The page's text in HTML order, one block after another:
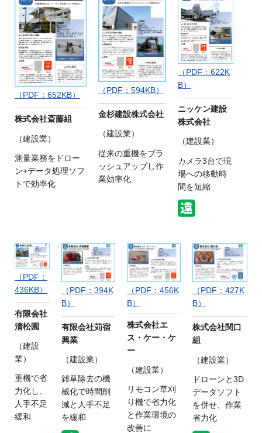
（PDF：652KB）
株式会社斎藤組
（建設業）
測量業務をドロー
ン+データ処理ソフ
トで効率化
（PDF：594KB）
金杉建設株式会社
（建設業）
従来の重機をブラ
ッシュアップし作
業効率化
（PDF：622K
B）
ニッケン建設
株式会社
（建設業）
カメラ3台で現
場への移動時
間を短縮
（PDF：
436KB）
有限会社
清松園
（建設
業）
重機で省
力化し、
人手不足
緩和
（PDF：394K
B）
有限会社苅宿
興業
（建設業）
雑草除去の機
械化で時間削
減と人手不足
を緩和
（PDF：456K
B）
株式会社エ
ス・ケー・ケ
ー
（建設業）
リモコン草刈
り機で省力化
と作業環境の
改善に
（PDF：427K
B）
株式会社関口
組
（建設業）
ドローンと3D
データソフト
を併せ、作業
省力化